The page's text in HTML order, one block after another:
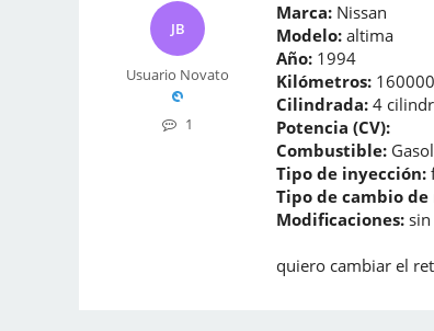
JB
Usuario Novato
1
Marca: Nissan
Modelo: altima
Año: 1994
Kilómetros: 160000
Cilindrada: 4
Potencia (CV):
Combustible:
Tipo de inyección:
Tipo de cambio de
Modificaciones:
quiero cambiar el